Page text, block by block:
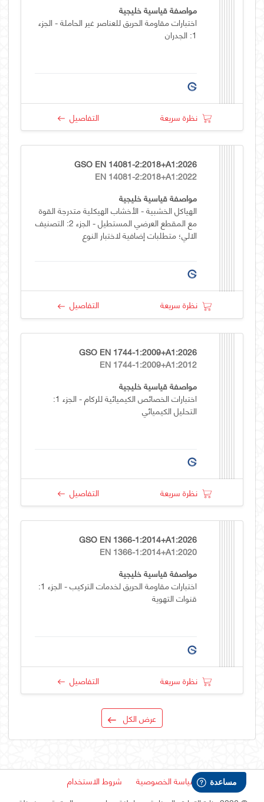
مواصفة قياسية خليجية
اختبارات مقاومة الحريق للعناصر غير الحاملة - الجزء
1: الجدران
نظرة سريعة التفاصيل
GSO EN 14081-2:2018+A1:2026
EN 14081-2:2018+A1:2022
مواصفة قياسية خليجية
الهياكل الخشبية - الأخشاب الهيكلية متدرجة القوة
مع المقطع العرضي المستطيل - الجزء 2: التصنيف
الالي؛ متطلبات إضافية لاختبار النوع
نظرة سريعة التفاصيل
GSO EN 1744-1:2009+A1:2026
EN 1744-1:2009+A1:2012
مواصفة قياسية خليجية
اختبارات الخصائص الكيميائية للركام - الجزء 1:
التحليل الكيميائي
نظرة سريعة التفاصيل
GSO EN 1366-1:2014+A1:2026
EN 1366-1:2014+A1:2020
مواصفة قياسية خليجية
اختبارات مقاومة الحريق لخدمات التركيب - الجزء 1:
قنوات التهوية
نظرة سريعة التفاصيل
عرض الكل
سياسة الخصوصية
شروط الاستخدام